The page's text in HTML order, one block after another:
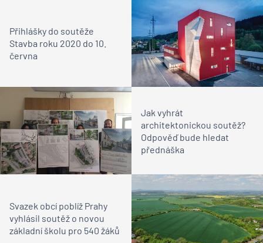
Přihlášky do soutěže
Stavba roku 2020 do 10.
června
Jak vyhrát
architektonickou soutěž?
Odpověď bude hledat
přednáška
Svazek obcí poblíž Prahy
vyhlásil soutěž o novou
základní školu pro 540 žáků